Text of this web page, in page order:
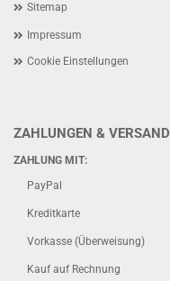
Sitemap
Impressum
Cookie Einstellungen
ZAHLUNGEN & VERSAND
ZAHLUNG MIT:
PayPal
Kreditkarte
Vorkasse (Überweisung)
Kauf auf Rechnung